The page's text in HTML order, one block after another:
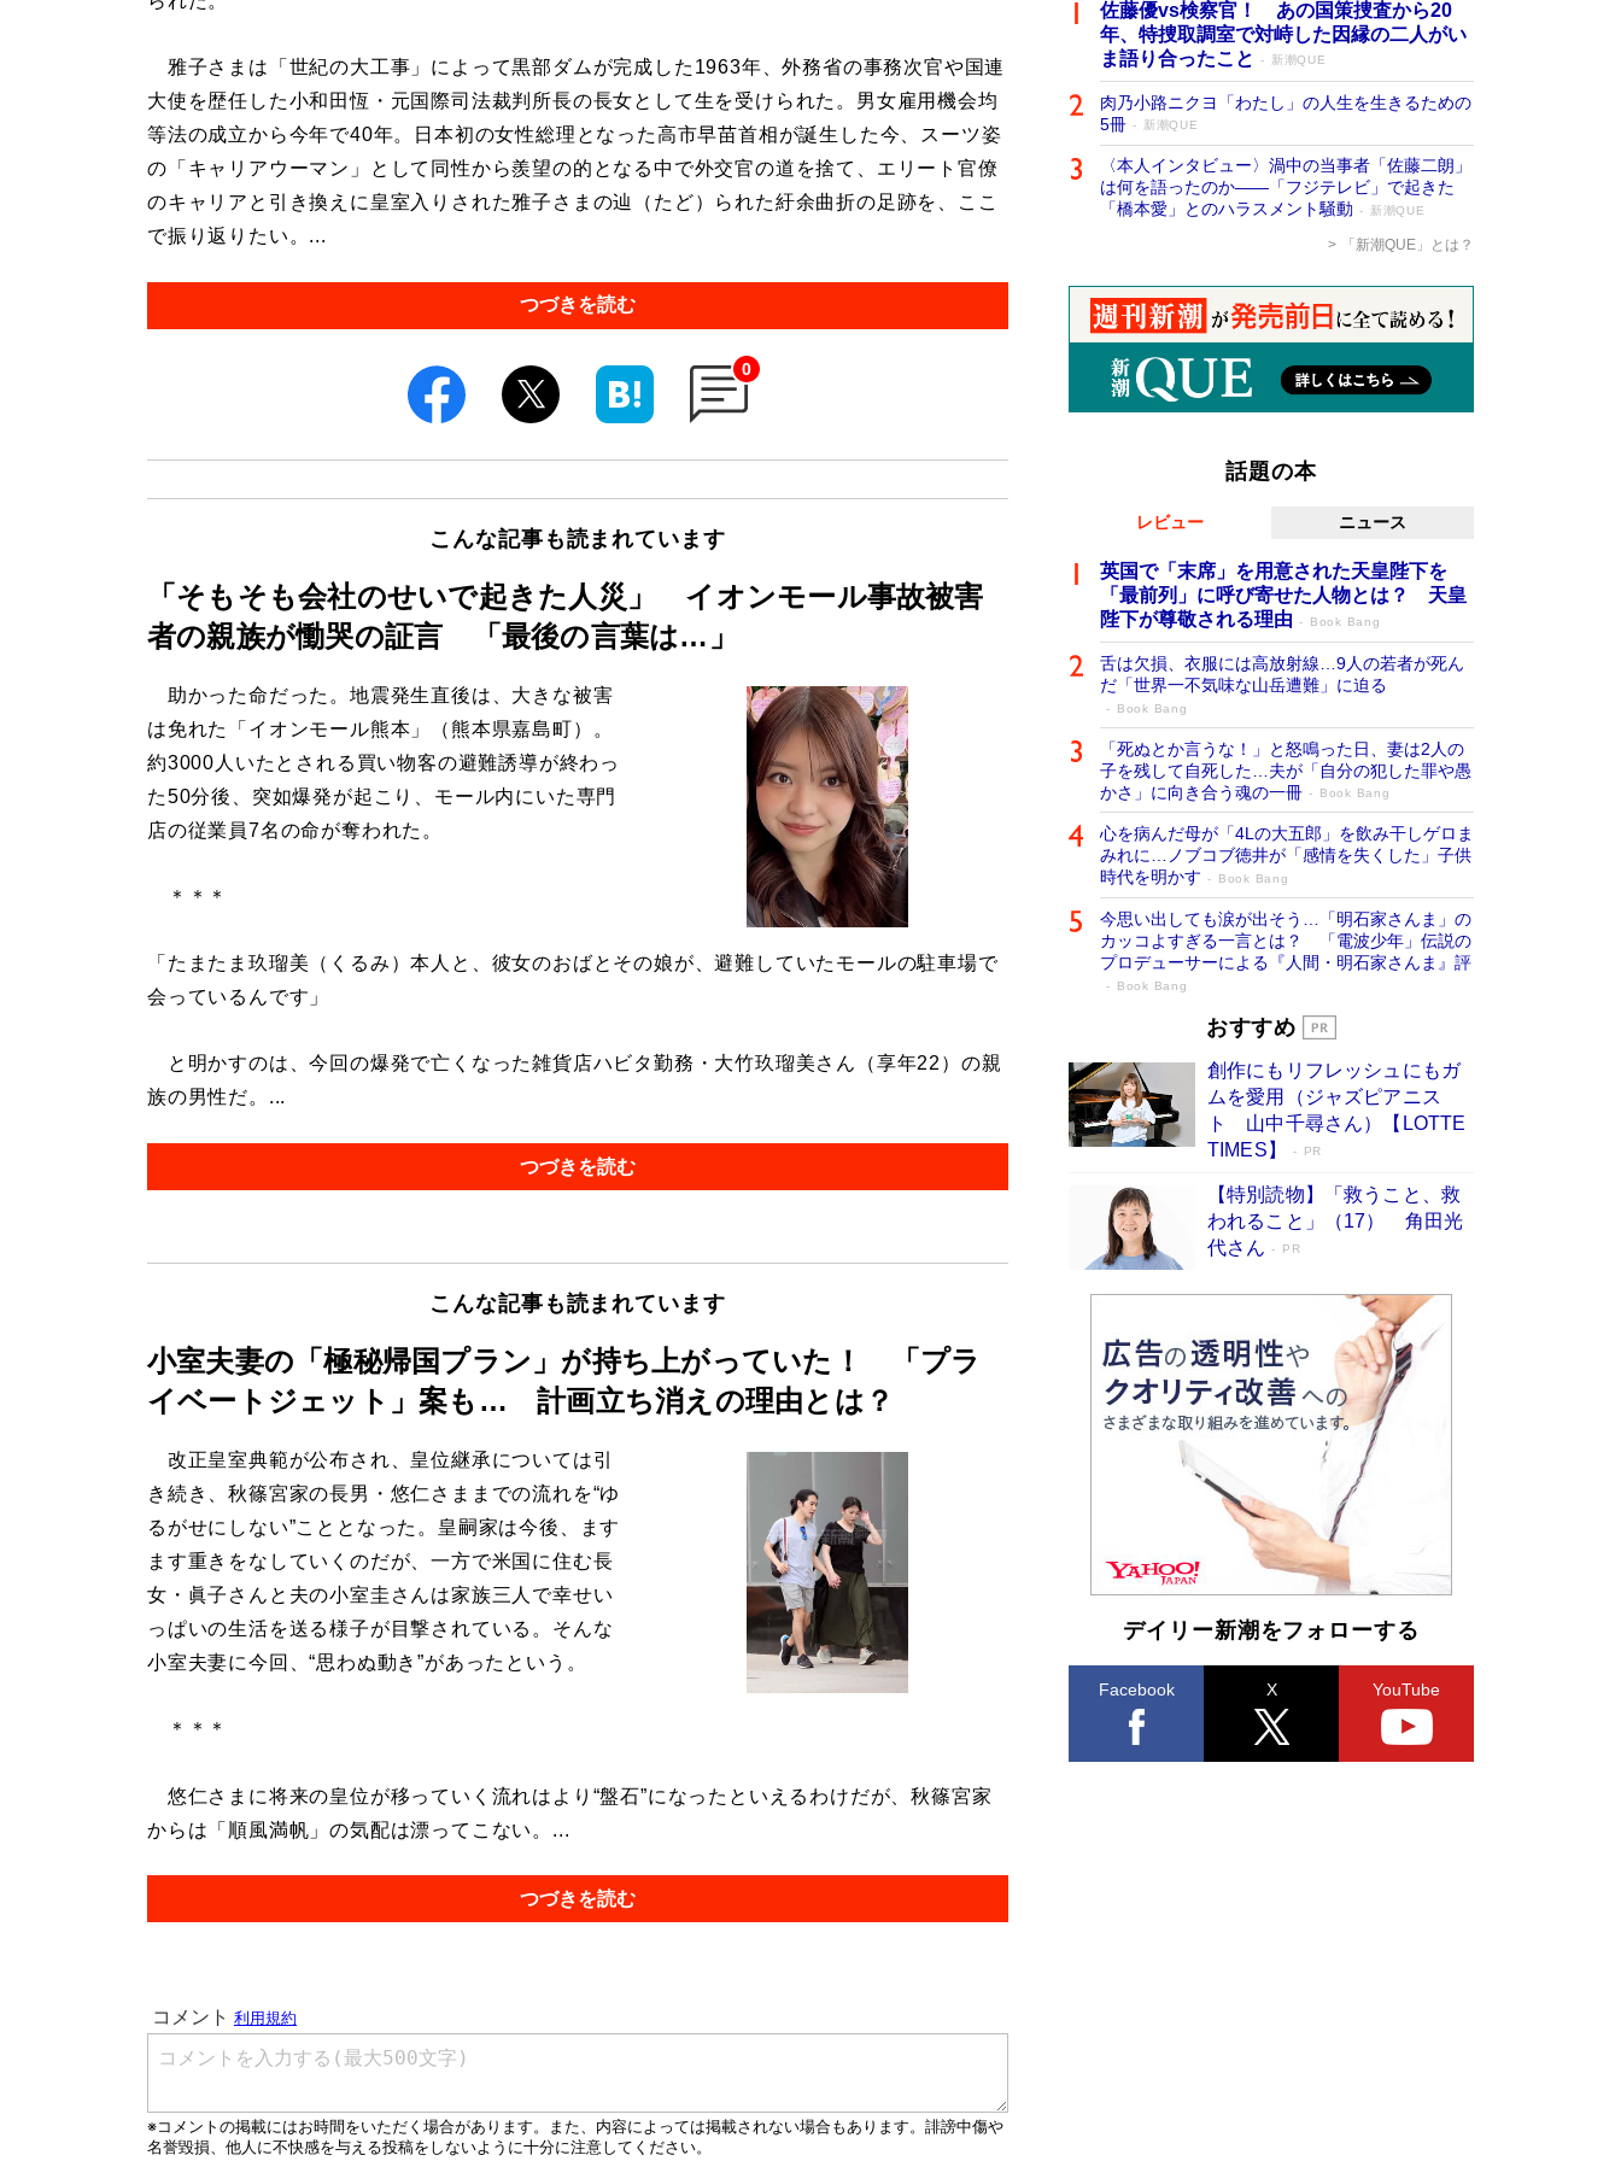
雅子さまは「世紀の大工事」によって黒部ダムが完成した1963年、外務省の事務次官や国連
大使を歴任した小和田恆・元国際司法裁判所長の長女として生を受けられた。男女雇用機会均
等法の成立から今年で40年。日本初の女性総理となった高市早苗首相が誕生した今、スーツ姿
の「キャリアウーマン」として同性から羨望の的となる中で外交官の道を捨て、エリート官僚
のキャリアと引き換えに皇室入りされた雅子さまの辿（たど）られた紆余曲折の足跡を、ここ
で振り返りたい。...
つづきを読む
0
こんな記事も読まれています
「そもそも会社のせいで起きた人災」 イオンモール事故被害
者の親族が慟哭の証言 「最後の言葉は…」
助かった命だった。地震発生直後は、大きな被害
は免れた「イオンモール熊本」（熊本県嘉島町）。
約3000人いたとされる買い物客の避難誘導が終わっ
た50分後、突如爆発が起こり、モール内にいた専門
店の従業員7名の命が奪われた。
＊＊＊
「たまたま玖瑠美（くるみ）本人と、彼女のおばとその娘が、避難していたモールの駐車場で
会っているんです」
と明かすのは、今回の爆発で亡くなった雑貨店ハビタ勤務・大竹玖瑠美さん（享年22）の親
族の男性だ。...
つづきを読む
こんな記事も読まれています
小室夫妻の「極秘帰国プラン」が持ち上がっていた！ 「プラ
イベートジェット」案も… 計画立ち消えの理由とは？
改正皇室典範が公布され、皇位継承については引
き続き、秋篠宮家の長男・悠仁さままでの流れを“ゆ
るがせにしない”こととなった。皇嗣家は今後、ます
ます重きをなしていくのだが、一方で米国に住む長
女・眞子さんと夫の小室圭さんは家族三人で幸せい
っぱいの生活を送る様子が目撃されている。そんな
小室夫妻に今回、“思わぬ動き”があったという。
＊＊＊
悠仁さまに将来の皇位が移っていく流れはより“盤石”になったといえるわけだが、秋篠宮家
からは「順風満帆」の気配は漂ってこない。...
つづきを読む
佐藤優vs検察官！ あの国策捜査から20
年、特捜取調室で対峙した因縁の二人がい
ま語り合ったこと
新潮QUE
肉乃小路ニクヨ「わたし」の人生を生きるための
5冊
新潮QUE
〈本人インタビュー〉渦中の当事者「佐藤二朗」
は何を語ったのか――「フジテレビ」で起きた
「橋本愛」とのハラスメント騒動
新潮QUE
「新潮QUE」とは？
話題の本
レビュー ニュース
英国で「末席」を用意された天皇陛下を
「最前列」に呼び寄せた人物とは？ 天皇
陛下が尊敬される理由
Book Bang
舌は欠損、衣服には高放射線…9人の若者が死ん
だ「世界一不気味な山岳遭難」に迫る
Book Bang
「死ぬとか言うな！」と怒鳴った日、妻は2人の
子を残して自死した…夫が「自分の犯した罪や愚
かさ」に向き合う魂の一冊
Book Bang
心を病んだ母が「4Lの大五郎」を飲み干しゲロま
みれに…ノブコブ徳井が「感情を失くした」子供
時代を明かす
Book Bang
今思い出しても涙が出そう…「明石家さんま」の
カッコよすぎる一言とは？ 「電波少年」伝説の
プロデューサーによる『人間・明石家さんま』評
Book Bang
「宇宙兄弟」最終46巻がベストセラー1
物語に幕 特装版には「宇宙で描かれたマ
ンガ」も収録
Book Bang
美輪明宏 晩年の回答を集めた『ほほえんで生き
るための人生相談』がランクイン［エンターテイ
メントベストセラー］
Book Bang
「『火垂るの墓』は、大嘘である」原作者が抱き
続けた“自責の念”とは…「自己憐憫は描きたくな
い」監督が徹底的にこだわったこと（後編） #
戦争の記憶
Book Bang
皇室はなぜ世界から尊敬されているのか？ 「天
皇陛下はお元気でおられるか」がサウジ国王の第
一声になる理由
Book Bang
東野圭吾、伊坂幸太郎の人気シリーズ最新作どち
らも文庫化 映画化された直木賞受賞作もランク
イン［文庫ベストセラー］
Book Bang
おすすめ
創作にもリフレッシュにもガ
ムを愛用（ジャズピアニス
ト 山中千尋さん）【LOTTE
TIMES】
PR
【特別読物】「救うこと、救
われること」（17） 角田光
代さん
PR
デイリー新潮をフォローする
Facebook X YouTube